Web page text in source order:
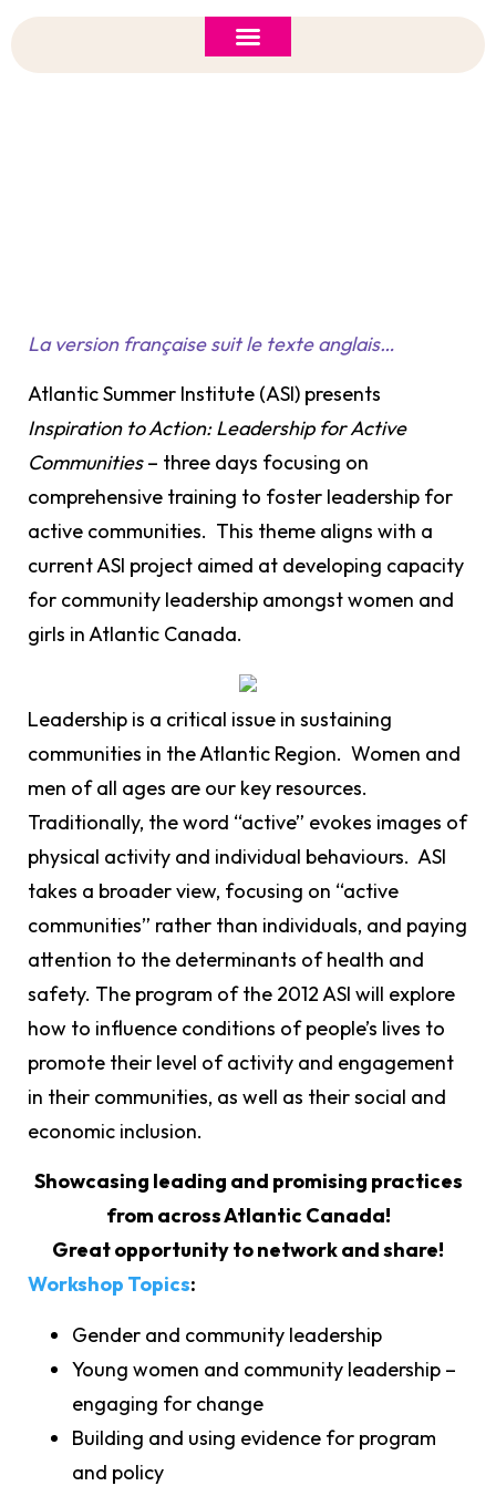
La version française suit le texte anglais…
Atlantic Summer Institute (ASI) presents
Inspiration to Action: Leadership for Active
Communities– three days focusing on
comprehensive training to foster leadership for
active communities. This theme aligns with a
current ASI project aimed at developing capacity
for community leadership amongst women and
girls in Atlantic Canada.
Leadership is a critical issue in sustaining
communities in the Atlantic Region. Women and
men of all ages are our key resources.
Traditionally, the word “active” evokes images of
physical activity and individual behaviours. ASI
takes a broader view, focusing on “active
communities” rather than individuals, and paying
attention to the determinants of health and
safety. The program of the 2012 ASI will explore
how to influence conditions of people’s lives to
promote their level of activity and engagement
in their communities, as well as their social and
economic inclusion.
Showcasing leading and promising practices
from across Atlantic Canada!
Great opportunity to network and share!
Workshop Topics:
Gender and community leadership
Young women and community leadership –
engaging for change
Building and using evidence for program
and policy